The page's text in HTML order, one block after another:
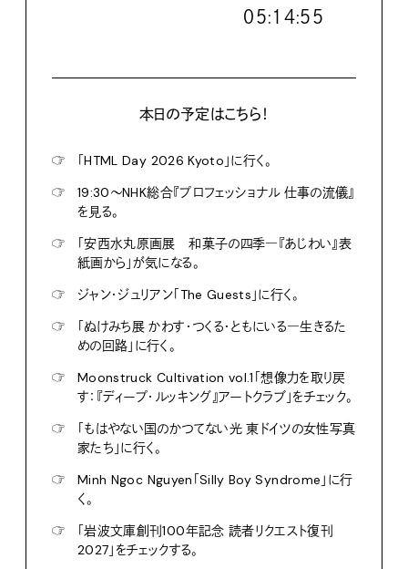
０５:１４:５７
本日の予定はこちら！
☞
「HTML Day 2026 Kyoto」に行く。
☞
19:30〜NHK総合『プロフェッショナル 仕事の流儀』
を見る。
☞
「安西水丸原画展 和菓子の四季―『あじわい』表
紙画から」が気になる。
☞
ジャン・ジュリアン「The Guests」に行く。
☞
「ぬけみち展 かわす・つくる・ともにいる―生きるた
めの回路」に行く。
☞
Moonstruck Cultivation vol.1「想像力を取り戻
す：『ディープ・ルッキング』アートクラブ」をチェック。
☞
「もはやない国のかつてない光 東ドイツの女性写真
家たち」に行く。
☞
Minh Ngoc Nguyen「Silly Boy Syndrome」に行
く。
☞
「岩波文庫創刊100年記念 読者リクエスト復刊
2027」をチェックする。